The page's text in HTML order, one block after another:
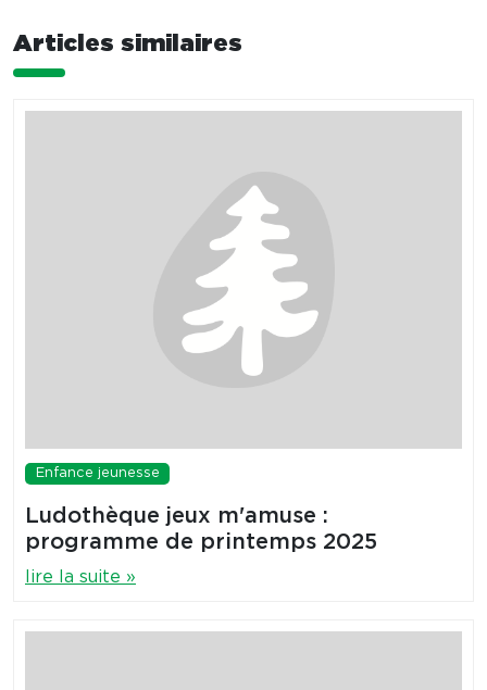
Articles similaires
Enfance jeunesse
Ludothèque jeux m'amuse :
programme de printemps 2025
lire la suite »